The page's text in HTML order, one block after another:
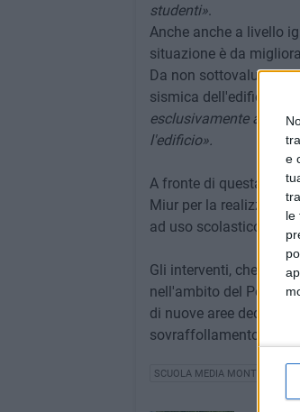
e
le
studenti».
Anche anche a livello
situazione è da
Da non sottovalutare il
sismica dell'edificio, il
esclusivamente
l'edificio».
A fronte di questa
Miur per la
ad uso scolastico.
Gli interventi, che in
nell'ambito del Pon
di nuove aree dedicate
sovraffollamento dei
SCUOLA MEDIA MONTERISI